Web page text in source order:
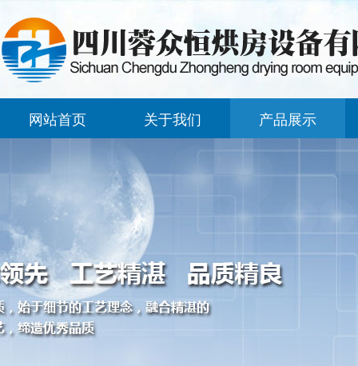
网站首页 关于我们 产品展示